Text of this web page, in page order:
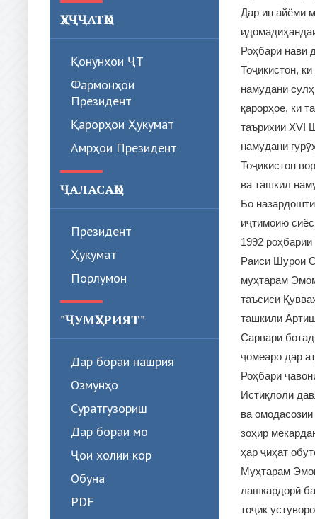
ҲУҶҶАТҲО
Қонунҳои ҶТ
Фармонҳои
Президент
Қарорҳои Ҳукумат
Амрҳои Президент
ҶАЛАСАҲО
Президент
Ҳукумат
Порлумон
"ҶУМҲУРИЯТ"
Дар бораи нашрия
Озмунҳо
Суратгузориш
Дар бораи мо
Ҷои холии кор
Обуна
PDF
Дар ин айёми
Роҳбари нави
Тоҷикистон,
намудани
қарорҳое, ки
таърихии XVI
намудани
Тоҷикистон
ва ташкил
Бо
иҷтимоию
1992
Раиси Шурои
муҳтарам
таъсиси
ташкили
Сарвари
ҷомеаро дар
Роҳбари
Истиқлоли
ва
зоҳир
ҳар ҷиҳат
Муҳтарам
лашкардорӣ
тоҷик